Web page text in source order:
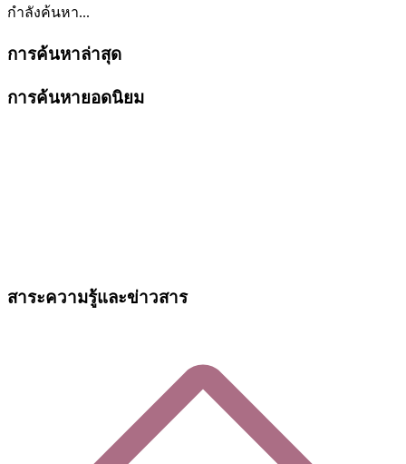
กำลังค้นหา...
การค้นหาล่าสุด
การค้นหายอดนิยม
สาระความรู้และข่าวสาร